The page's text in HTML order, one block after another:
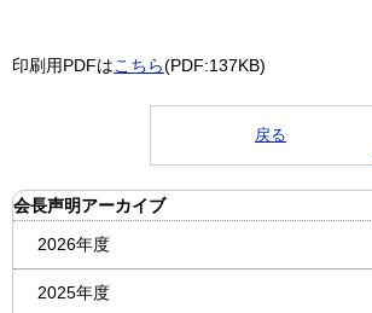
印刷用PDFはこちら(PDF:137KB)
戻る
会長声明アーカイブ
2026年度
2025年度